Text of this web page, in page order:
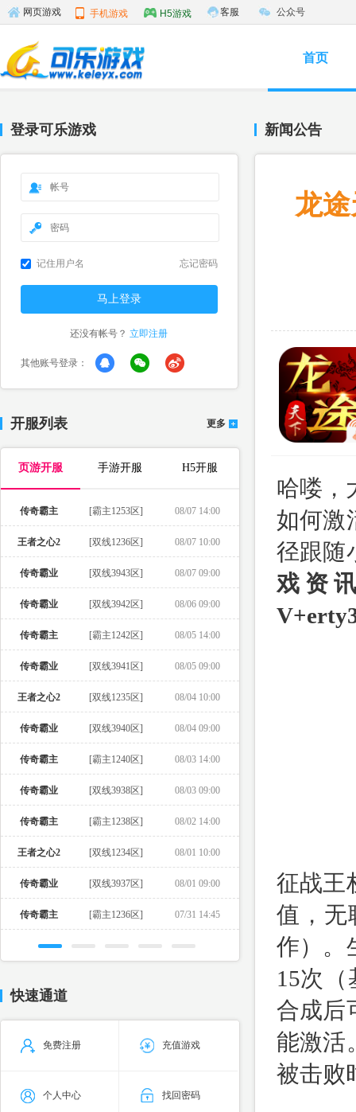
网页游戏 手机游戏 H5游戏 客服 公众号
首页
登录可乐游戏
记住用户名 忘记密码
还没有帐号？ 立即注册
其他账号登录：
开服列表 更多
页游开服 手游开服 H5开服
传奇霸主 [霸主1253区] 08/07 14:00
王者之心2 [双线1236区] 08/07 10:00
传奇霸业 [双线3943区] 08/07 09:00
传奇霸业 [双线3942区] 08/06 09:00
传奇霸主 [霸主1242区] 08/05 14:00
传奇霸业 [双线3941区] 08/05 09:00
王者之心2 [双线1235区] 08/04 10:00
传奇霸业 [双线3940区] 08/04 09:00
传奇霸主 [霸主1240区] 08/03 14:00
传奇霸业 [双线3938区] 08/03 09:00
传奇霸主 [霸主1238区] 08/02 14:00
王者之心2 [双线1234区] 08/01 10:00
传奇霸业 [双线3937区] 08/01 09:00
传奇霸主 [霸主1236区] 07/31 14:45
快速通道
免费注册 充值游戏
个人中心 找回密码
新闻公告
龙
哈喽，
如何激
径跟随
戏资
征战王
值，无
作）。
15次
合成后
能激活
被击败